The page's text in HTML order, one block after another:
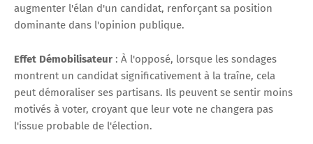
augmenter l'élan d'un candidat, renforçant sa position
dominante dans l'opinion publique.
Effet Démobilisateur : À l'opposé, lorsque les sondages
montrent un candidat significativement à la traîne, cela
peut démoraliser ses partisans. Ils peuvent se sentir moins
motivés à voter, croyant que leur vote ne changera pas
l'issue probable de l'élection.